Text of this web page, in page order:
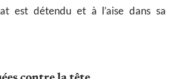
est détendu et à l’aise dans sa